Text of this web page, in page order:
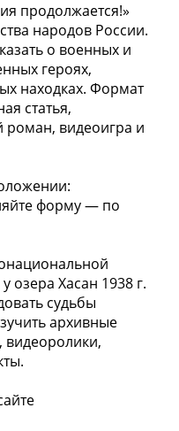
продолжается!»
народов России.
о военных и
героях,
находках. Формат
статья,
роман, видеоигра и
форму — по
озера Хасан 1938 г.
судьбы
архивные
видеоролики,